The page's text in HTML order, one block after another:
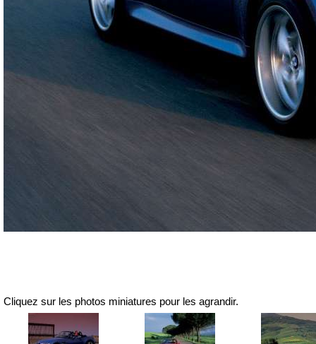
Cliquez sur les photos miniatures pour les agrandir.